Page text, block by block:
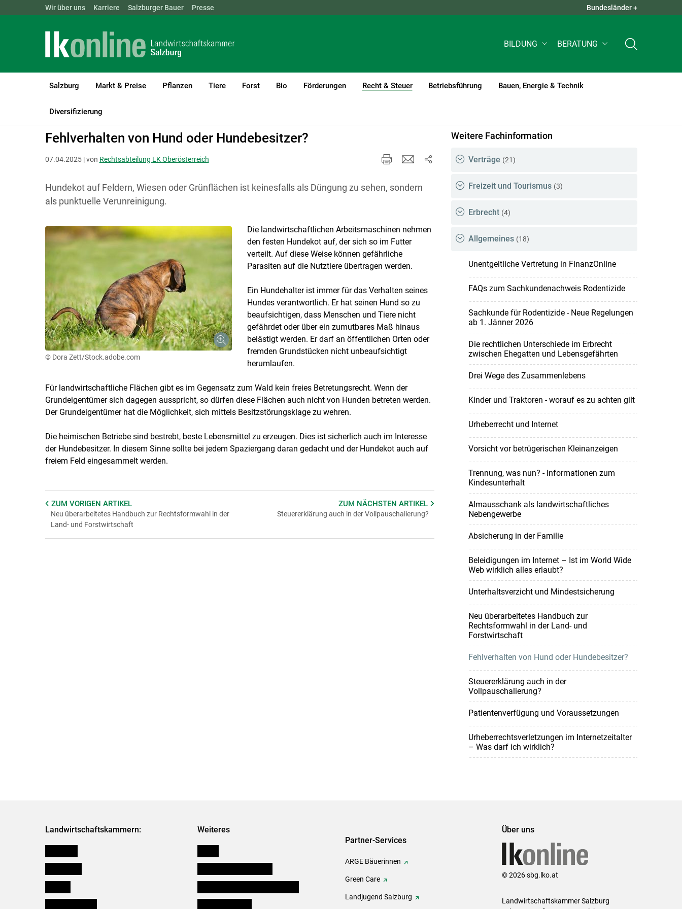
Skip to main content
Landwirtschaftskammern: ÖSTERREICH BGLD KTN QUICK LINKS +
Wir über uns Karriere Salzburger Bauer Presse Bundesländer +
BILDUNG BERATUNG
Salzburg Markt & Preise Pflanzen Tiere Forst Bio Förderungen Recht & Steuer
(current)1
Betriebsführung Bauen, Energie & Technik
Diversifizierung
LK Salzburg Recht & Steuer
Fehlverhalten von Hund oder Hundebesitzer?
07.04.2025 | von Rechtsabteilung LK Oberösterreich
Hundekot auf Feldern, Wiesen oder Grünflächen ist keinesfalls als Düngung zu sehen, sondern
als punktuelle Verunreinigung.
© Dora Zett/Stock.adobe.com
Die landwirtschaftlichen Arbeitsmaschinen nehmen
den festen Hundekot auf, der sich so im Futter
verteilt. Auf diese Weise können gefährliche
Parasiten auf die Nutztiere übertragen werden.
Ein Hundehalter ist immer für das Verhalten seines
Hundes verantwortlich. Er hat seinen Hund so zu
beaufsichtigen, dass Menschen und Tiere nicht
gefährdet oder über ein zumutbares Maß hinaus
belästigt werden. Er darf an öffentlichen Orten oder
fremden Grundstücken nicht unbeaufsichtigt
herumlaufen.
Für landwirtschaftliche Flächen gibt es im Gegensatz zum Wald kein freies Betretungsrecht. Wenn der
Grundeigentümer sich dagegen ausspricht, so dürfen diese Flächen auch nicht von Hunden betreten werden.
Der Grundeigentümer hat die Möglichkeit, sich mittels Besitzstörungsklage zu wehren.
Die heimischen Betriebe sind bestrebt, beste Lebensmittel zu erzeugen. Dies ist sicherlich auch im Interesse
der Hundebesitzer. In diesem Sinne sollte bei jedem Spaziergang daran gedacht und der Hundekot auch auf
freiem Feld eingesammelt werden.
ZUM VORIGEN ARTIKEL
Neu überarbeitetes Handbuch zur Rechtsformwahl in der
Land- und Forstwirtschaft
ZUM NÄCHSTENARTIKEL
Steuererklärung auch in der Vollpauschalierung?
Weitere Fachinformation
Verträge (21)
Freizeit und Tourismus (3)
Erbrecht (4)
Allgemeines (18)
Unentgeltliche Vertretung in FinanzOnline
FAQs zum Sachkundenachweis Rodentizide
Sachkunde für Rodentizide - Neue Regelungen
ab 1. Jänner 2026
Die rechtlichen Unterschiede im Erbrecht
zwischen Ehegatten und Lebensgefährten
Drei Wege des Zusammenlebens
Kinder und Traktoren - worauf es zu achten gilt
Urheberrecht und Internet
Vorsicht vor betrügerischen Kleinanzeigen
Trennung, was nun? - Informationen zum
Kindesunterhalt
Almausschank als landwirtschaftliches
Nebengewerbe
Absicherung in der Familie
Beleidigungen im Internet – Ist im World Wide
Web wirklich alles erlaubt?
Unterhaltsverzicht und Mindestsicherung
Neu überarbeitetes Handbuch zur
Rechtsformwahl in der Land- und
Forstwirtschaft
Fehlverhalten von Hund oder Hundebesitzer?
Steuererklärung auch in der
Vollpauschalierung?
Patientenverfügung und Voraussetzungen
Urheberrechtsverletzungen im Internetzeitalter
– Was darf ich wirklich?
Landwirtschaftskammern: Weiteres
Partner-Services
ARGE Bäuerinnen
Green Care
Landjugend Salzburg
Über uns
© 2026 sbg.lko.at
Landwirtschaftskammer Salzburg